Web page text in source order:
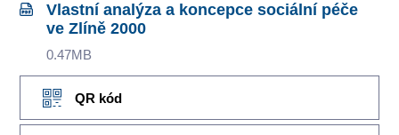
Vlastní analýza a koncepce sociální péče
ve Zlíně 2000
0.47MB
QR kód